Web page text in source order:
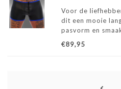
Voor de
dit een mooie
pasvorm en
Voor de man die
een "must have"....
€89,95